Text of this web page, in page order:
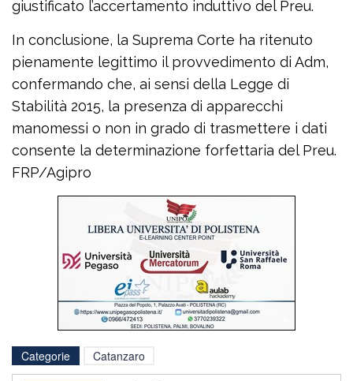
giustificato l’accertamento induttivo del Preu.
In conclusione, la Suprema Corte ha ritenuto
pienamente legittimo il provvedimento di Adm,
confermando che, ai sensi della Legge di
Stabilità 2015, la presenza di apparecchi
manomessi o non in grado di trasmettere i dati
consente la determinazione forfettaria del Preu.
FRP/Agipro
Categorie Catanzaro